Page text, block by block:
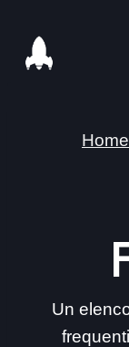
contenuto
Home
Un